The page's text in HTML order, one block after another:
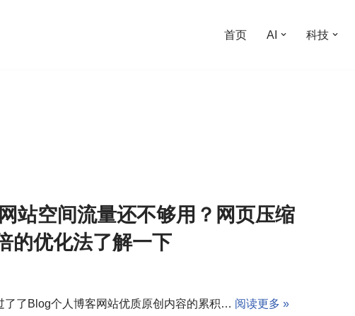
首页 AI 科技
站空间流量还不够用？网页压缩
的优化法了解一下
了了Blog个人博客网站优质原创内容的累积… 阅读更多 »